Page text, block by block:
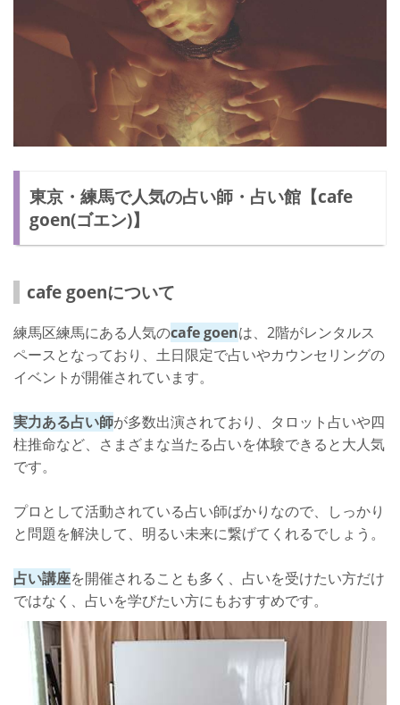
東京・練馬で人気の占い師・占い館【cafe
goen(ゴエン)】
cafe goenについて
練馬区練馬にある人気のcafe goenは、2階がレンタルス
ペースとなっており、土日限定で占いやカウンセリングの
イベントが開催されています。
実力ある占い師が多数出演されており、タロット占いや四
柱推命など、さまざまな当たる占いを体験できると大人気
です。
プロとして活動されている占い師ばかりなので、しっかり
と問題を解決して、明るい未来に繋げてくれるでしょう。
占い講座を開催されることも多く、占いを受けたい方だけ
ではなく、占いを学びたい方にもおすすめです。